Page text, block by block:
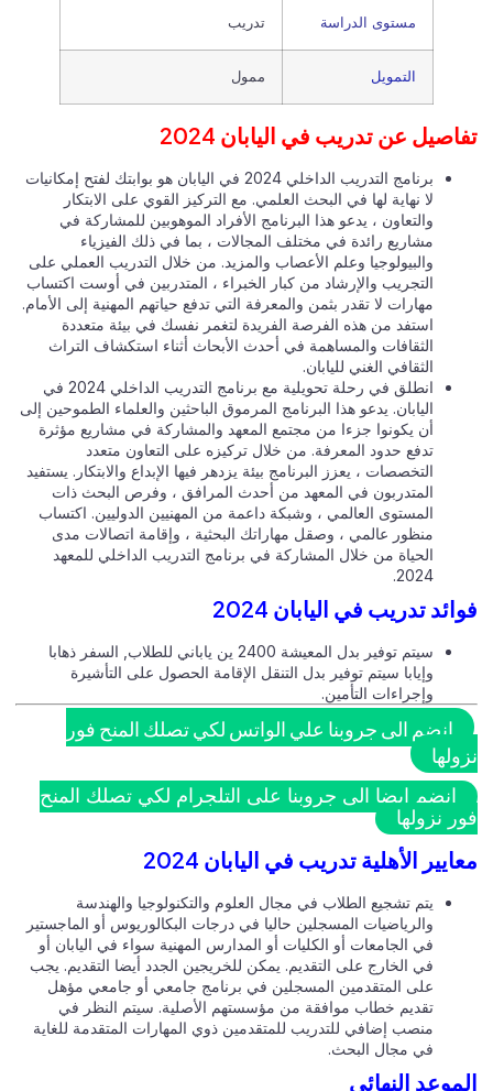
مستوى الدراسة تدريب
التمويل ممول
تفاصيل عن تدريب في اليابان 2024
برنامج التدريب الداخلي 2024 في اليابان هو بوابتك لفتح إمكانيات
لا نهاية لها في البحث العلمي. مع التركيز القوي على الابتكار
والتعاون ، يدعو هذا البرنامج الأفراد الموهوبين للمشاركة في
مشاريع رائدة في مختلف المجالات ، بما في ذلك الفيزياء
والبيولوجيا وعلم الأعصاب والمزيد. من خلال التدريب العملي على
التجريب والإرشاد من كبار الخبراء ، المتدربين في أوست اكتساب
مهارات لا تقدر بثمن والمعرفة التي تدفع حياتهم المهنية إلى الأمام.
استفد من هذه الفرصة الفريدة لتغمر نفسك في بيئة متعددة
الثقافات والمساهمة في أحدث الأبحاث أثناء استكشاف التراث
الثقافي الغني لليابان.
انطلق في رحلة تحويلية مع برنامج التدريب الداخلي 2024 في
اليابان. يدعو هذا البرنامج المرموق الباحثين والعلماء الطموحين إلى
أن يكونوا جزءا من مجتمع المعهد والمشاركة في مشاريع مؤثرة
تدفع حدود المعرفة. من خلال تركيزه على التعاون متعدد
التخصصات ، يعزز البرنامج بيئة يزدهر فيها الإبداع والابتكار. يستفيد
المتدربون في المعهد من أحدث المرافق ، وفرص البحث ذات
المستوى العالمي ، وشبكة داعمة من المهنيين الدوليين. اكتساب
منظور عالمي ، وصقل مهاراتك البحثية ، وإقامة اتصالات مدى
الحياة من خلال المشاركة في برنامج التدريب الداخلي للمعهد
2024.
فوائد تدريب في اليابان 2024
سيتم توفير بدل المعيشة 2400 ين ياباني للطلاب, السفر ذهابا
وإيابا سيتم توفير بدل التنقل الإقامة الحصول على التأشيرة
وإجراءات التأمين.
انضم الى جروبنا علي الواتس لكي تصلك المنح فور
نزولها
انضم ايضا الى جروبنا على التلجرام لكي تصلك المنح
فور نزولها
معايير الأهلية تدريب في اليابان 2024
يتم تشجيع الطلاب في مجال العلوم والتكنولوجيا والهندسة
والرياضيات المسجلين حاليا في درجات البكالوريوس أو الماجستير
في الجامعات أو الكليات أو المدارس المهنية سواء في اليابان أو
في الخارج على التقديم. يمكن للخريجين الجدد أيضا التقديم. يجب
على المتقدمين المسجلين في برنامج جامعي أو جامعي مؤهل
تقديم خطاب موافقة من مؤسستهم الأصلية. سيتم النظر في
منصب إضافي للتدريب للمتقدمين ذوي المهارات المتقدمة للغاية
في مجال البحث.
الموعد النهائي